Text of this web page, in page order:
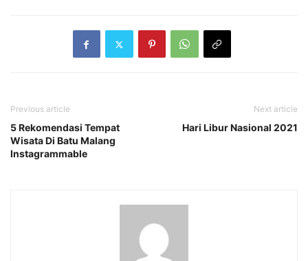
Previous article
5 Rekomendasi Tempat
Wisata Di Batu Malang
Instagrammable
Next article
Hari Libur Nasional 2021